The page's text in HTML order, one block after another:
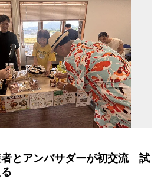
者とアンバサダーが初交流 試